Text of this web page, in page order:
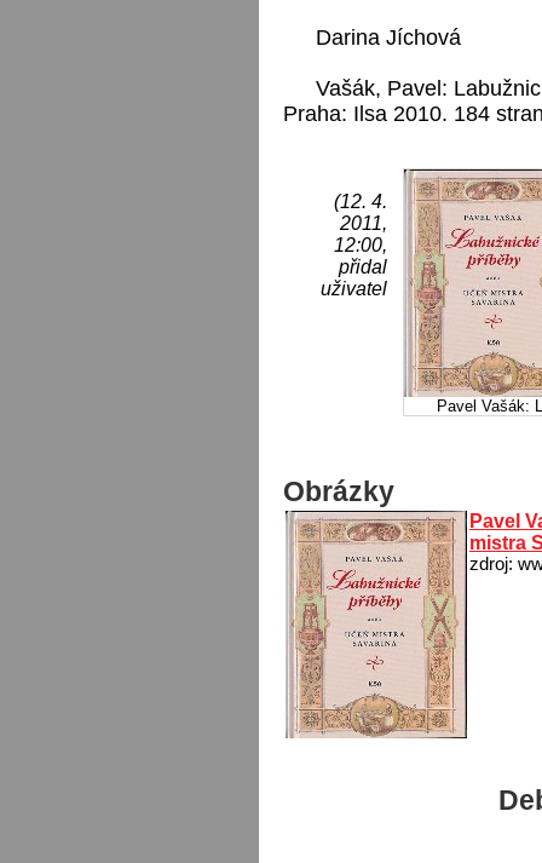
Darina Jíchová
Vašák, Pavel:
Praha: Ilsa 2010. 184
Pavel Vašák:
(12. 4.
2011,
12:00,
přidal
uživatel
Obrázky
Pavel
mistra
zdroj: